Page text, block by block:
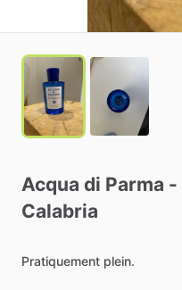
Acqua di Parma -
Calabria
Pratiquement plein.